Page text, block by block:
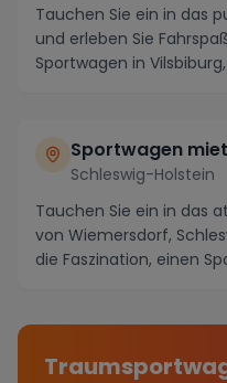
Tauchen Sie ein in das
und erleben Sie
Sportwagen in
Sportwagen
Schleswig-Holstein
Tauchen Sie ein in das
von Wiemersdorf,
die Faszination, einen